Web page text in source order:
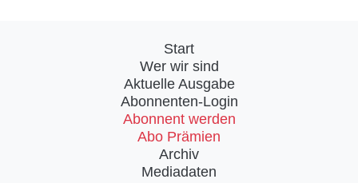
Start
Wer wir sind
Aktuelle Ausgabe
Abonnenten-Login
Abonnent werden
Abo Prämien
Archiv
Mediadaten